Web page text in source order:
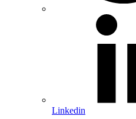
Linkedin